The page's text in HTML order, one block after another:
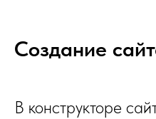
Создание
В конструкторе